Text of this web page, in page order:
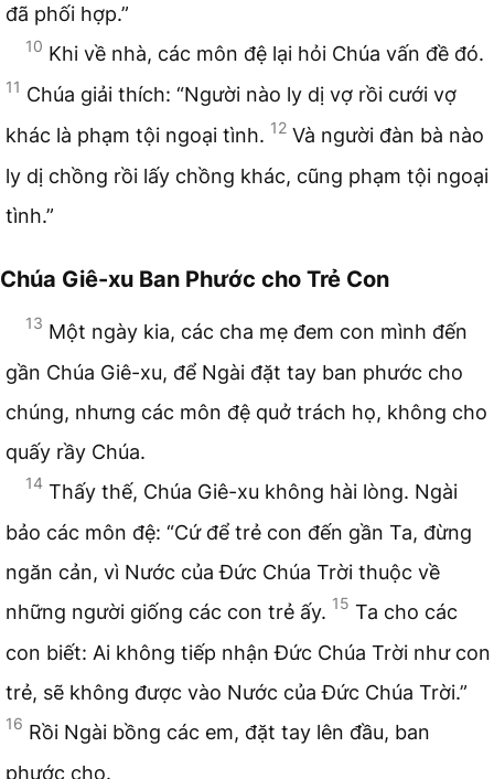
đã phối hợp.”
10 Khi về nhà, các môn đệ lại hỏi Chúa vấn đề đó.
11 Chúa giải thích: “Người nào ly dị vợ rồi cưới vợ
khác là phạm tội ngoại tình. 12 Và người đàn bà nào
ly dị chồng rồi lấy chồng khác, cũng phạm tội ngoại
tình.”
Chúa Giê-xu Ban Phước cho Trẻ Con
13 Một ngày kia, các cha mẹ đem con mình đến
gần Chúa Giê-xu, để Ngài đặt tay ban phước cho
chúng, nhưng các môn đệ quở trách họ, không cho
quấy rầy Chúa.
14 Thấy thế, Chúa Giê-xu không hài lòng. Ngài
bảo các môn đệ: “Cứ để trẻ con đến gần Ta, đừng
ngăn cản, vì Nước của Đức Chúa Trời thuộc về
những người giống các con trẻ ấy. 15 Ta cho các
con biết: Ai không tiếp nhận Đức Chúa Trời như con
trẻ, sẽ không được vào Nước của Đức Chúa Trời.”
16 Rồi Ngài bồng các em, đặt tay lên đầu, ban
phước cho.